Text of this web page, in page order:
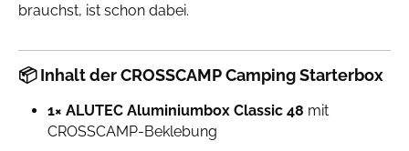
brauchst, ist schon dabei.
📦Inhalt der CROSSCAMP Camping Starterbox
1× ALUTEC Aluminiumbox Classic 48 mit
CROSSCAMP-Beklebung